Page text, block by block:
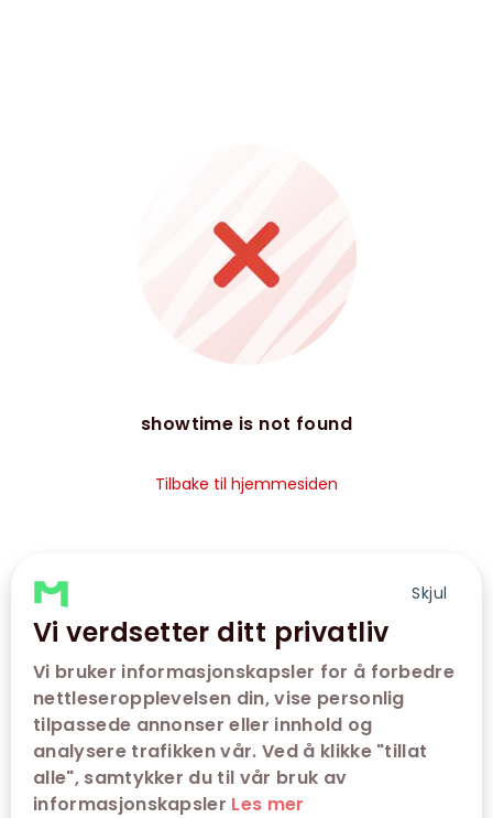
Skjul
Vi verdsetter ditt privatliv
Vi bruker informasjonskapsler for å forbedre
nettleseropplevelsen din, vise personlig
tilpassede annonser eller innhold og
analysere trafikken vår. Ved å klikke "tillat
alle", samtykker du til vår bruk av
informasjonskapsler Les mer
showtime is not found
Tilbake til hjemmesiden